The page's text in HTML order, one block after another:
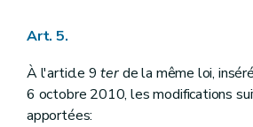
Art. 5.
À l'article 9terde la même loi,
6 octobre 2010, les modifications
apportées: